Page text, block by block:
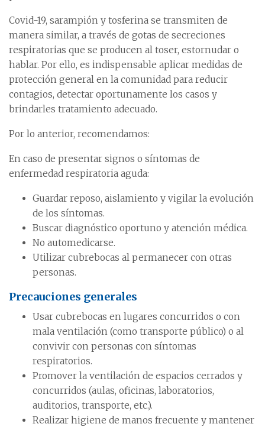
Covid-19, sarampión y tosferina se transmiten de
manera similar, a través de gotas de secreciones
respiratorias que se producen al toser, estornudar o
hablar. Por ello, es indispensable aplicar medidas de
protección general en la comunidad para reducir
contagios, detectar oportunamente los casos y
brindarles tratamiento adecuado.
Por lo anterior, recomendamos:
En caso de presentar signos o síntomas de
enfermedad respiratoria aguda:
Guardar reposo, aislamiento y vigilar la evolución
de los síntomas.
Buscar diagnóstico oportuno y atención médica.
No automedicarse.
Utilizar cubrebocas al permanecer con otras
personas.
Precauciones generales
Usar cubrebocas en lugares concurridos o con
mala ventilación (como transporte público) o al
convivir con personas con síntomas
respiratorios.
Promover la ventilación de espacios cerrados y
concurridos (aulas, oficinas, laboratorios,
auditorios, transporte, etc.).
Realizar higiene de manos frecuente y mantener